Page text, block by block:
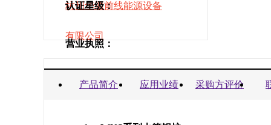
杭州华源前线能源设备
有限公司
认证星级：
营业执照：
商业信誉承诺书：
产品简介 应用业绩 采购方评价